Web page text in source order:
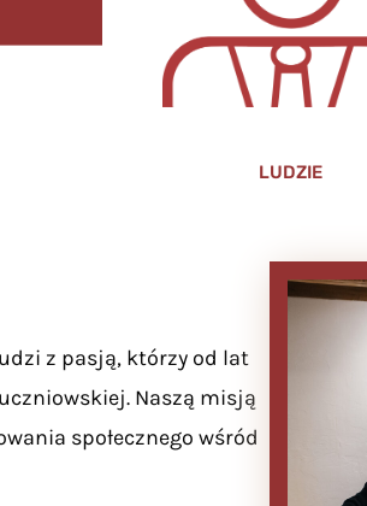
LUDZIE
z pasją, którzy od lat
Naszą misją
społecznego wśród